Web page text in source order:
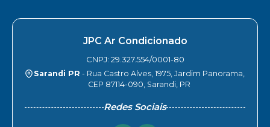
JPC Ar Condicionado
CNPJ: 29.327.554/0001-80
Sarandi PR - Rua Castro Alves, 1975, Jardim Panorama,
CEP 87114-090, Sarandi, PR
Redes Sociais